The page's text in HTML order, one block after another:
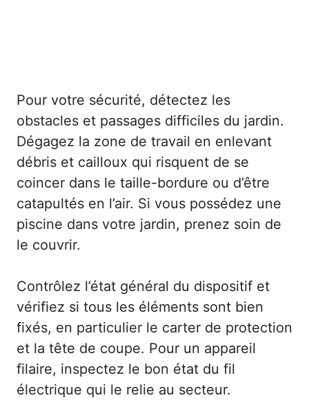
Pour votre sécurité, détectez les
obstacles et passages difficiles du jardin.
Dégagez la zone de travail en enlevant
débris et cailloux qui risquent de se
coincer dans le taille-bordure ou d’être
catapultés en l’air. Si vous possédez une
piscine dans votre jardin, prenez soin de
le couvrir.
Contrôlez l’état général du dispositif et
vérifiez si tous les éléments sont bien
fixés, en particulier le carter de protection
et la tête de coupe. Pour un appareil
filaire, inspectez le bon état du fil
électrique qui le relie au secteur.